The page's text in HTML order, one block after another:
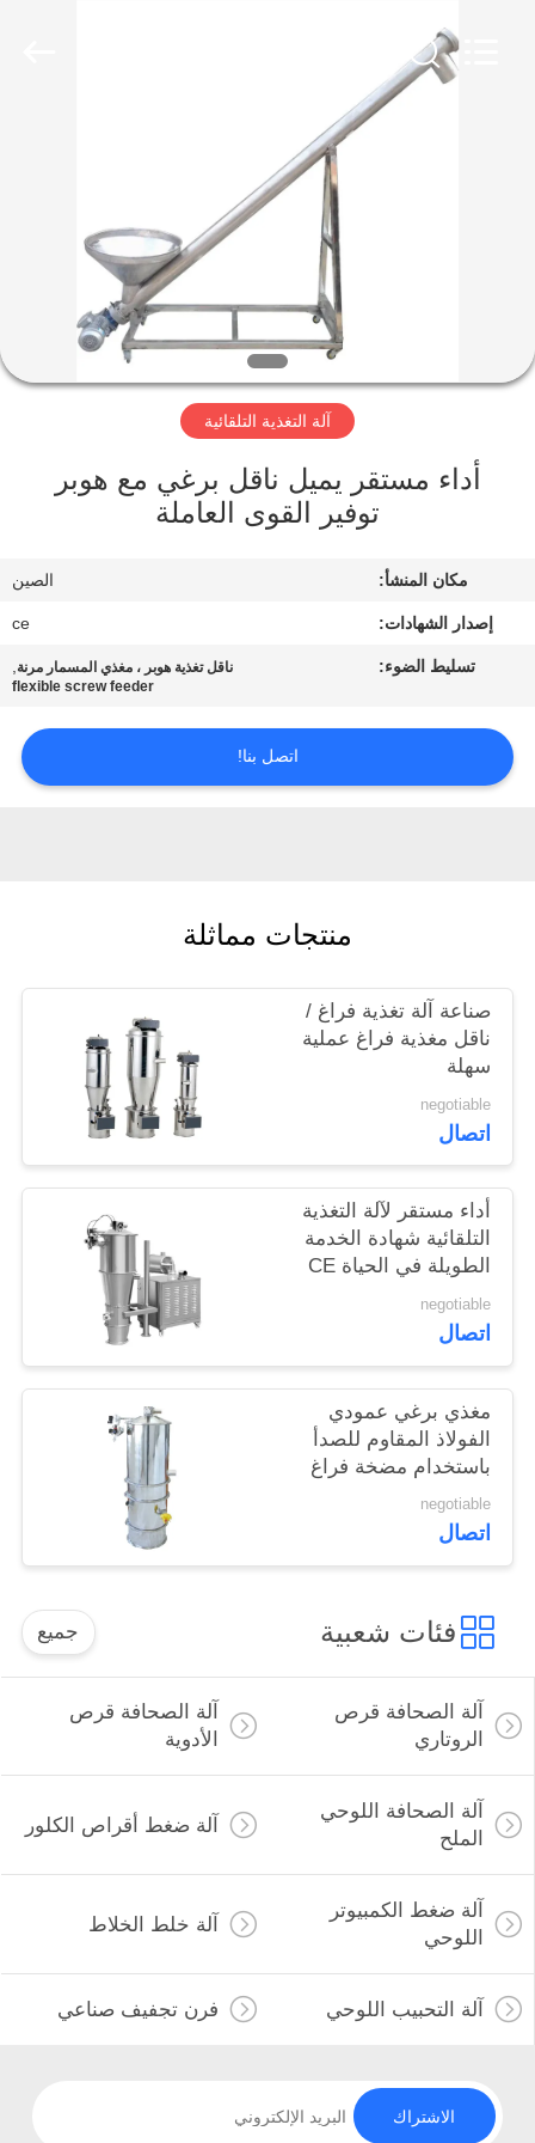
عنا
مراقبة
الجودة
بنا
اطلب
اقتباس
خريطة
الموقع
PRIVACY
POLICY
آلة التغذية التلقائية
أداء مستقر يميل ناقل برغي مع هوبر
توفير القوى العاملة
مكان المنشأ: الصين
إصدار الشهادات: ce
تسليط الضوء: ناقل تغذية هوبر ، مغذي المسمار مرنة,
flexible screw feeder
اتصل بنا!
منتجات مماثلة
صناعة آلة تغذية فراغ /
ناقل مغذية فراغ عملية
سهلة
negotiable
اتصال
أداء مستقر لآلة التغذية
التلقائية شهادة الخدمة
الطويلة في الحياة CE
negotiable
اتصال
مغذي برغي عمودي
الفولاذ المقاوم للصدأ
باستخدام مضخة فراغ
تعمل بالهواء المضغوط
negotiable
اتصال
فئات شعبية جميع
آلة الصحافة قرص
الروتاري
آلة الصحافة قرص
الأدوية
آلة الصحافة اللوحي
الملح
آلة ضغط أقراص الكلور
آلة ضغط الكمبيوتر
اللوحي
آلة خلط الخلاط
آلة التحبيب اللوحي فرن تجفيف صناعي
الاشتراك